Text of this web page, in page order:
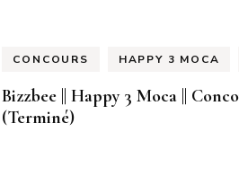
CONCOURS HAPPY 3 MOCA
Bizzbee || Happy 3 Moca ||
(Terminé)